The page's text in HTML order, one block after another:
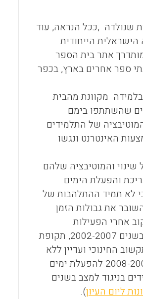
שנולדה ,ככל הנראה, עוד
הישראלית הייחודית
אתר בית הספר
ספר אחרים בארץ, בכפר
מקוונת מהבית
ב2004 וב2006 עם תלמידים ומורים שהשתתפו בימם
של התלמידים
האינטרנט ונגשו
והמוטיבציה שלהם
והפעלת הימים
לא תמיד ההתלהבות של
את גבולות הזמן
אחרי הפעילות
בפורומים הממוחשבים, לבדוק עבודות ולהעריך בסדר יום מקוצר ומהיר. עם זאת, יש לציין כי בשנים 2002-2007, תקופת
החינוכי ועדיין ללא
הפנמה ללמידה מקוונת בעידן ההוראה המקוונת. מעקב אחר כמה בתי ספר שנכנסו בשנים 2008-2009 להפעלת ימים
בניגוד למצב בשנים
ליום העיון).